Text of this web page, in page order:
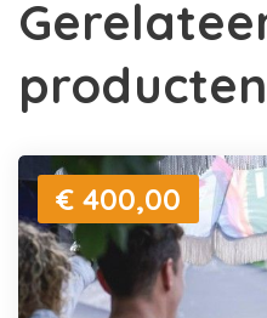
producten
€ 400,00